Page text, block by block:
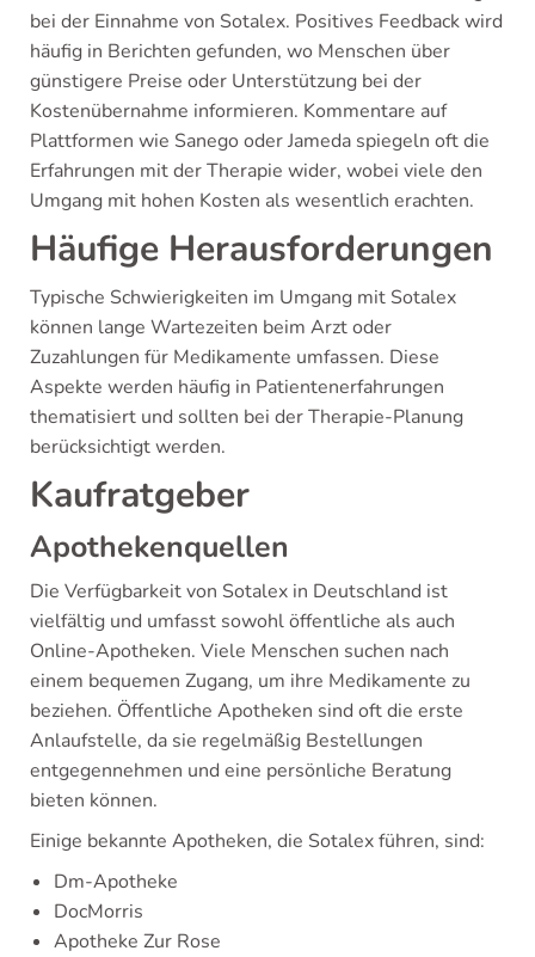
bei der Einnahme von Sotalex. Positives Feedback wird
häufig in Berichten gefunden, wo Menschen über
günstigere Preise oder Unterstützung bei der
Kostenübernahme informieren. Kommentare auf
Plattformen wie Sanego oder Jameda spiegeln oft die
Erfahrungen mit der Therapie wider, wobei viele den
Umgang mit hohen Kosten als wesentlich erachten.
Häufige Herausforderungen
Typische Schwierigkeiten im Umgang mit Sotalex
können lange Wartezeiten beim Arzt oder
Zuzahlungen für Medikamente umfassen. Diese
Aspekte werden häufig in Patientenerfahrungen
thematisiert und sollten bei der Therapie-Planung
berücksichtigt werden.
Kaufratgeber
Apothekenquellen
Die Verfügbarkeit von Sotalex in Deutschland ist
vielfältig und umfasst sowohl öffentliche als auch
Online-Apotheken. Viele Menschen suchen nach
einem bequemen Zugang, um ihre Medikamente zu
beziehen. Öffentliche Apotheken sind oft die erste
Anlaufstelle, da sie regelmäßig Bestellungen
entgegennehmen und eine persönliche Beratung
bieten können.
Einige bekannte Apotheken, die Sotalex führen, sind:
Dm-Apotheke
DocMorris
Apotheke Zur Rose